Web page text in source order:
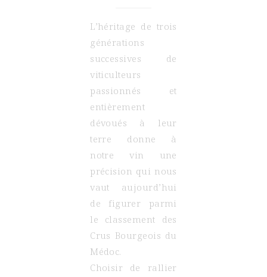
L’héritage de trois
générations
successives de
viticulteurs
passionnés et
entièrement
dévoués à leur
terre donne à
notre vin une
précision qui nous
vaut aujourd’hui
de figurer parmi
le classement des
Crus Bourgeois du
Médoc.
Choisir de rallier